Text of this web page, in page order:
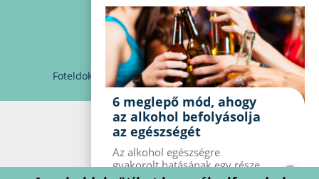
PARTNEREINK
KAPCSOLAT
Foteldoki info@foteldoki.hu Süti beállítások
6 meglepő mód, ahogy
az alkohol befolyásolja
az egészségét
Az alkohol egészségre
gyakorolt ​​hatásának egy része